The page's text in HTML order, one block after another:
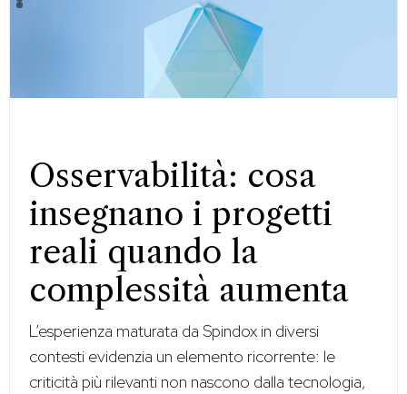
Osservabilità: cosa
insegnano i progetti
reali quando la
complessità aumenta
L’esperienza maturata da Spindox in diversi
contesti evidenzia un elemento ricorrente: le
criticità più rilevanti non nascono dalla tecnologia,